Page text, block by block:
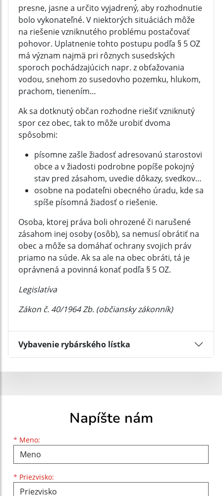
presne, jasne a určito vyjadrený, aby rozhodnutie
bolo vykonateľné. V niektorých situáciách môže
na riešenie vzniknutého problému postačovať
pohovor. Uplatnenie tohto postupu podľa § 5 OZ
má význam najmä pri rôznych susedských
sporoch pochádzajúcich napr. z obťažovania
vodou, snehom zo susedovho pozemku, hlukom,
prachom, tienením…
Ak sa dotknutý občan rozhodne riešiť vzniknutý
spor cez obec, tak to môže urobiť dvoma
spôsobmi:
písomne zašle žiadosť adresovanú starostovi
obce a v žiadosti podrobne popíše pokojný
stav pred zásahom, uvedie dôkazy, svedkov…
osobne na podateľni obecného úradu, kde sa
spíše písomná žiadosť o riešenie.
Osoba, ktorej práva boli ohrozené či narušené
zásahom inej osoby (osôb), sa nemusí obrátiť na
obec a môže sa domáhať ochrany svojich práv
priamo na súde. Ak sa ale na obec obráti, tá je
oprávnená a povinná konať podľa § 5 OZ.
Legislatíva
Zákon č. 40/1964 Zb. (občiansky zákonník)
Vybavenie rybárského lístka
Napíšte nám
* Meno:
Meno
* Priezvisko:
Priezvisko
E-mailová adresa